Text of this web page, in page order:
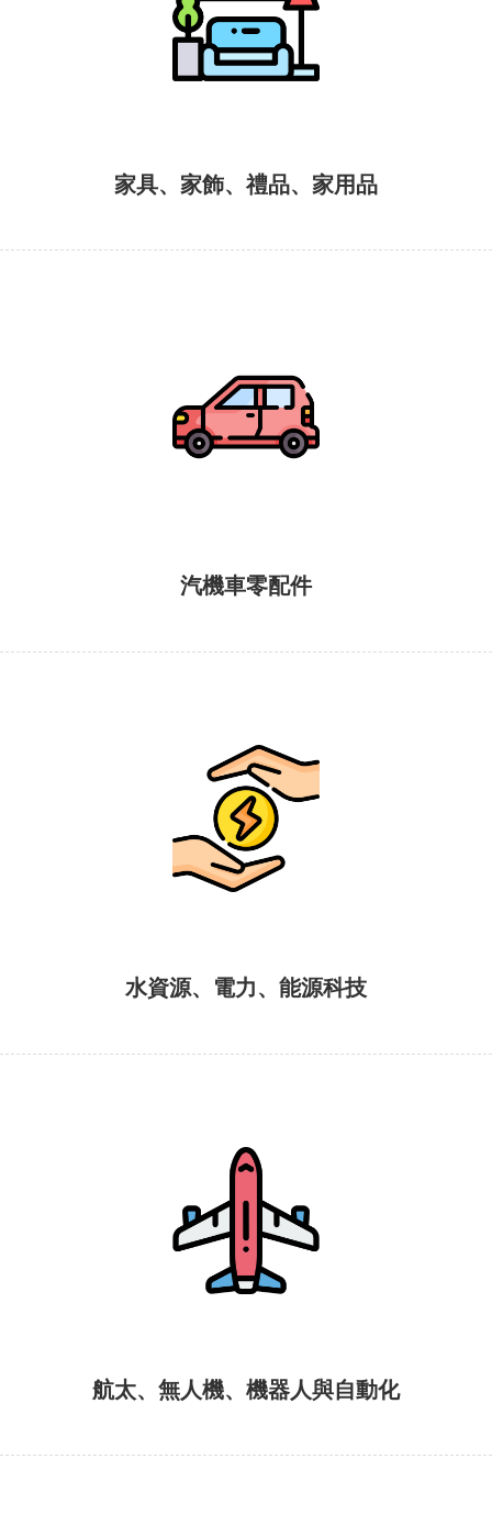
家具、家飾、禮品、家用品
汽機車零配件
水資源、電力、能源科技
航太、無人機、機器人與自動化